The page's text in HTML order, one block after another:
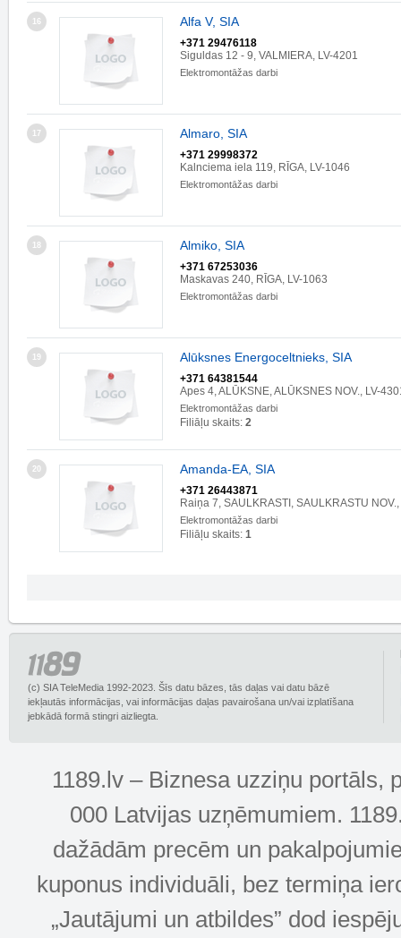
16 Alfa V, SIA
+371 29476118
Siguldas 12 - 9, VALMIERA, LV-4201
Elektromontāžas darbi
17 Almaro, SIA
+371 29998372
Kalnciema iela 119, RĪGA, LV-1046
Elektromontāžas darbi
18 Almiko, SIA
+371 67253036
Maskavas 240, RĪGA, LV-1063
Elektromontāžas darbi
19 Alūksnes Energoceltnieks, SIA
+371 64381544
Apes 4, ALŪKSNE, ALŪKSNES NOV., LV-
Elektromontāžas darbi
Filiāļu skaits: 2
20 Amanda-EA, SIA
+371 26443871
Raiņa 7, SAULKRASTI, SAULKRASTU
Elektromontāžas darbi
Filiāļu skaits: 1
(c) SIA TeleMedia 1992-2023. Šīs datu bāzes, tās daļas vai datu bāzē
iekļautās informācijas, vai informācijas daļas pavairošana un/vai izplatīšana
jebkādā formā stingri aizliegta.
1189.lv – Biznesa uzziņu portāls,
000 Latvijas uzņēmumiem.
dažādām precēm un
kuponus individuāli, bez termiņa
„Jautājumi un atbildes” dod